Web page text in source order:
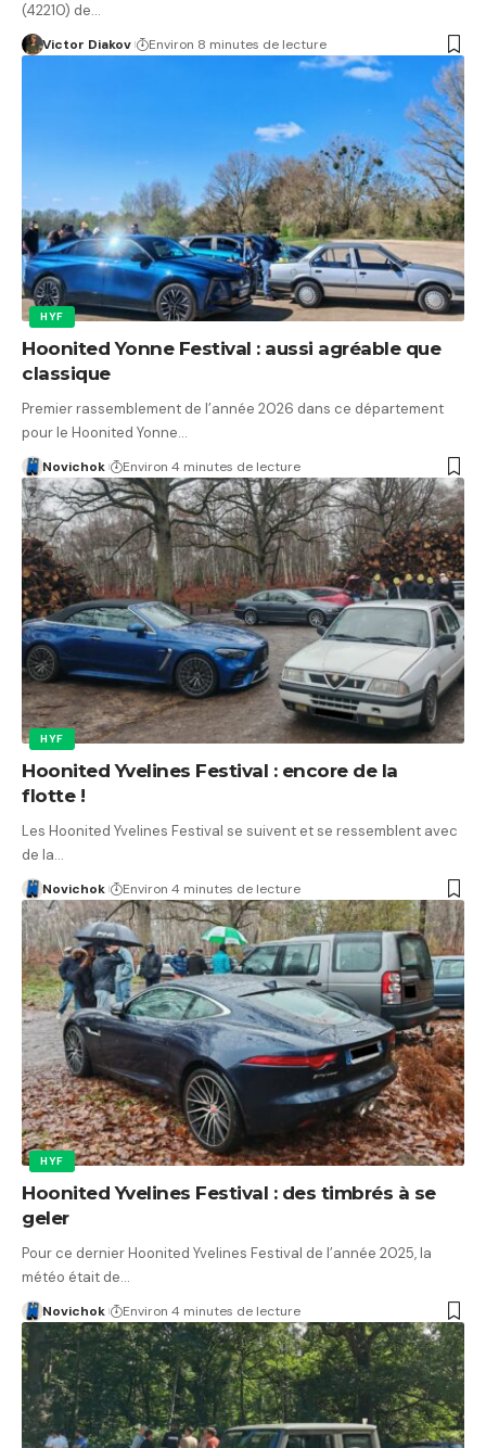
(42210) de…
Victor Diakov Environ 8 minutes de lecture
HYF
Hoonited Yonne Festival : aussi agréable que
classique
Premier rassemblement de l’année 2026 dans ce département
pour le Hoonited Yonne…
Novichok Environ 4 minutes de lecture
HYF
Hoonited Yvelines Festival : encore de la
flotte !
Les Hoonited Yvelines Festival se suivent et se ressemblent avec
de la…
Novichok Environ 4 minutes de lecture
HYF
Hoonited Yvelines Festival : des timbrés à se
geler
Pour ce dernier Hoonited Yvelines Festival de l’année 2025, la
météo était de…
Novichok Environ 4 minutes de lecture